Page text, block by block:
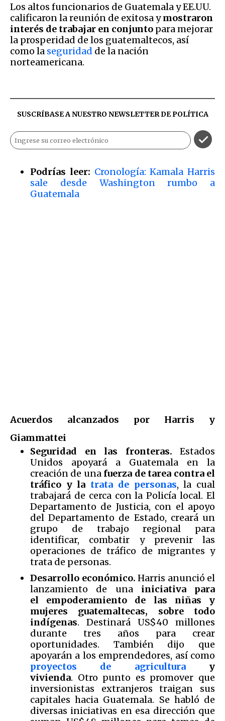
Los altos funcionarios de Guatemala y EE.UU.
calificaron la reunión de exitosa ymostraron
interés de trabajar en conjunto para mejorar
la prosperidad de los guatemaltecos, así
como la seguridad de la nación
norteamericana.
SUSCRÍBASE A NUESTRO NEWSLETTER DEPOLÍTICA
Podrías leer: Cronología: Kamala Harris
sale desde Washington rumbo a
Guatemala
Acuerdos alcanzados por Harris y
Giammattei
Seguridad en las fronteras. Estados
Unidos apoyará a Guatemala en la
creación de una fuerza de tarea contra el
tráfico y la trata de personas, la cual
trabajará de cerca con la Policía local. El
Departamento de Justicia, con el apoyo
del Departamento de Estado, creará un
grupo de trabajo regional para
identificar, combatir y prevenir las
operaciones de tráfico de migrantes y
trata de personas.
Desarrollo económico. Harris anunció el
lanzamiento de una iniciativa para
el empoderamiento de las niñas y
mujeres guatemaltecas, sobre todo
indígenas. Destinará US$40 millones
durante tres años para crear
oportunidades. También dijo que
apoyarán a los emprendedores, así como
proyectos de agriculturay
vivienda. Otro punto es promover que
inversionistas extranjeros traigan sus
capitales hacia Guatemala. Se habló de
diversas iniciativas en esa dirección que